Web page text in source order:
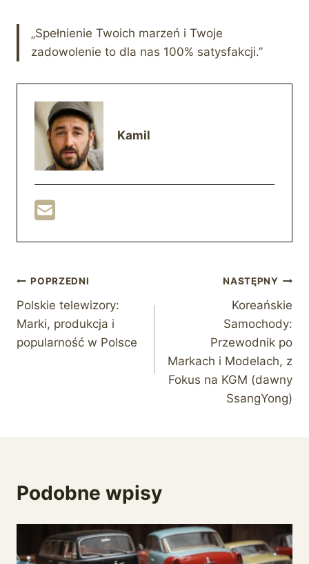
„Spełnienie Twoich marzeń i Twoje
zadowolenie to dla nas 100% satysfakcji.”
Kamil
Nawigacja
wpisu
POPRZEDNI
Polskie telewizory:
Marki, produkcja i
popularność w Polsce
NASTĘPNY
Koreańskie
Samochody:
Przewodnik po
Markach i Modelach, z
Fokus na KGM (dawny
SsangYong)
Podobne wpisy